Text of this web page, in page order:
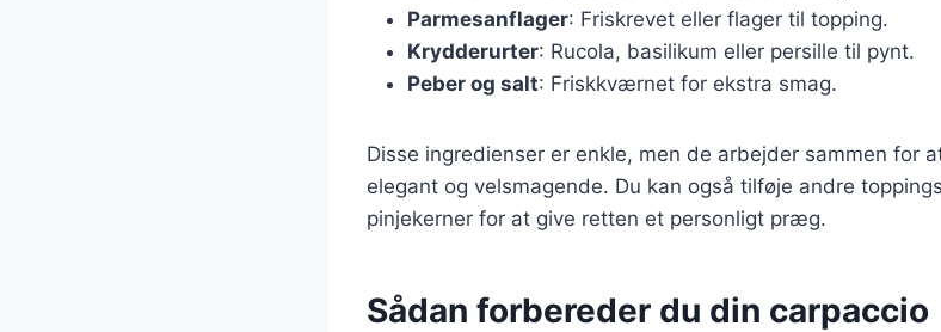
Parmesanflager: Friskrevet eller flager til topping.
Krydderurter: Rucola, basilikum eller persille til pynt.
Peber og salt: Friskkværnet for ekstra smag.
Disse ingredienser er enkle, men de arbejder sammen for
elegant og velsmagende. Du kan også tilføje andre
pinjekerner for at give retten et personligt præg.
Sådan forbereder du din carpaccio